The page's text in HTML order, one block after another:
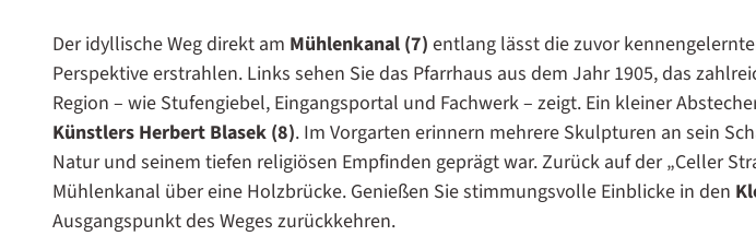
Der idyllische Weg direkt am Mühlenkanal (7) entlang lässt die zuvor
Perspektive erstrahlen. Links sehen Sie das Pfarrhaus aus dem Jahr 1905, das
Region – wie Stufengiebel, Eingangsportal und Fachwerk – zeigt. Ein kleiner
Künstlers Herbert Blasek (8). Im Vorgarten erinnern mehrere Skulpturen an sein
Natur und seinem tiefen religiösen Empfinden geprägt war. Zurück auf der „Celler
Mühlenkanal über eine Holzbrücke. Genießen Sie stimmungsvolle Einblicke in den
Ausgangspunkt des Weges zurückkehren.